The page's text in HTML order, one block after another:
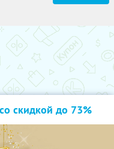
со скидкой до 73%